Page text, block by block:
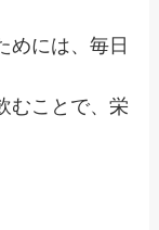
めには、毎日
むことで、栄